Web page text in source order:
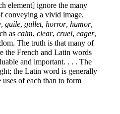
element] ignore the many
conveying a vivid image,
, guile, gullet, horror, humor,
as calm, clear, cruel, eager,
The truth is that many of
the French and Latin words
and important. . . . The
the Latin word is generally
of each than to form